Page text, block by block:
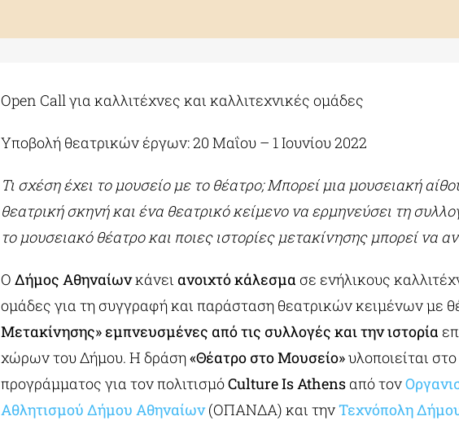
Open Call για καλλιτέχνες και καλλιτεχνικές ομάδες
Υποβολή θεατρικών έργων: 20 Μαΐου – 1 Ιουνίου 2022
Τι σχέση έχει το μουσείο με το θέατρο; Μπορεί μια μουσειακή
θεατρική σκηνή και ένα θεατρικό κείμενο να ερμηνεύσει τη
το μουσειακό θέατρο και ποιες ιστορίες μετακίνησης μπορεί να
Ο Δήμος Αθηναίωνκάνει ανοιχτό κάλεσμα σε ενήλικους
ομάδες για τη συγγραφή και παράσταση θεατρικών κειμένων με
Μετακίνησης» εμπνευσμένες από τις συλλογές και την ιστορία
χώρων του Δήμου. Η δράση«Θέατρο στο Μουσείο»υλοποιείται
προγράμματος για τον πολιτισμόCulture Is Athensαπό τον
Αθλητισμού Δήμου Αθηναίων(ΟΠΑΝΔΑ) και τηνΤεχνόπολη